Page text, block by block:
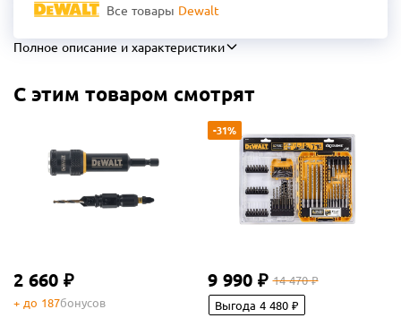
Все товары Dewalt
Полное описание и характеристики
С этим товаром смотрят
2 660 ₽
+ до 187бонусов
-31%
9 990 ₽ 14 470 ₽
Выгода 4 480 ₽